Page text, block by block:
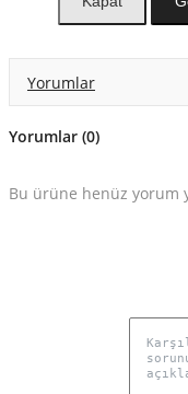
Yorumlar
Yorumlar (0)
Bu ürüne henüz yorum